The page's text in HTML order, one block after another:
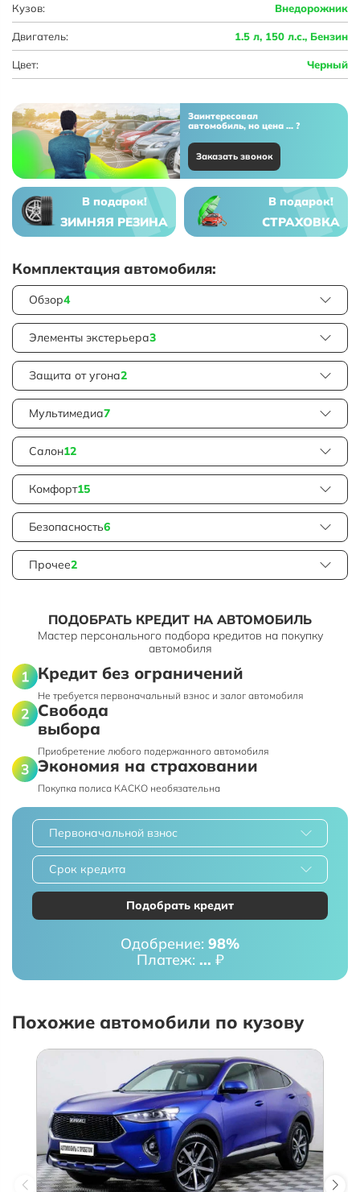
Кузов: Внедорожник
Двигатель: 1.5 л, 150 л.с., Бензин
Цвет: Черный
Заинтересовал
автомобиль, но цена ... ?
Заказать звонок
В подарок!
ЗИМНЯЯ РЕЗИНА
В подарок!
СТРАХОВКА
Комплектация автомобиля:
Обзор4
Элементы экстерьера3
Защита от угона2
Мультимедиа7
Салон12
Комфорт15
Безопасность6
Прочее2
ПОДОБРАТЬ КРЕДИТ НА АВТОМОБИЛЬ
Мастер персонального подбора кредитов на покупку
автомобиля
Кредит без ограничений
Не требуется первоначальный взнос и залог автомобиля
Свобода
выбора
Приобретение любого подержанного автомобиля
Экономия на страховании
Покупка полиса КАСКО необязательна
Первоначальной взнос
Срок кредита
Подобрать кредит
Одобрение: 98%
Платеж: ... ₽
Похожие автомобили по кузову